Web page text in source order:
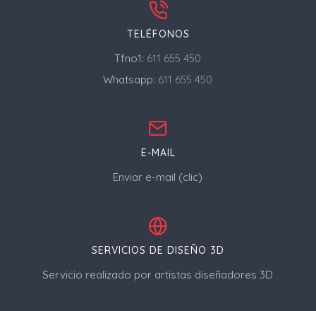
TELÉFONOS
Tfno1: 611 655 450
Whatsapp: 611 655 450
E-MAIL
Enviar e-mail (clic)
SERVICIOS DE DISEÑO 3D
Servicio realizado por artistas diseñadores 3D